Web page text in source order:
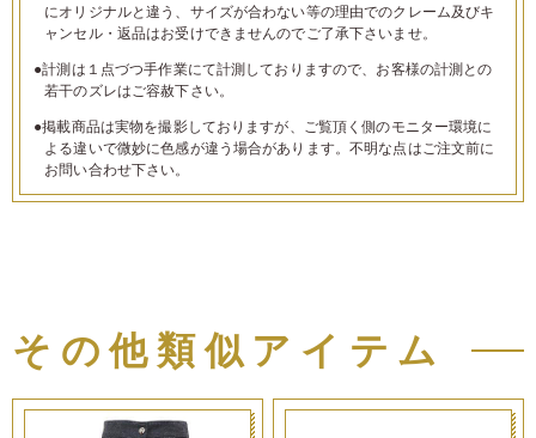
にオリジナルと違う、サイズが合わない等の理由でのクレーム及びキ
ャンセル・返品はお受けできませんのでご了承下さいませ。
●計測は１点づつ手作業にて計測しておりますので、お客様の計測との
若干のズレはご容赦下さい。
●掲載商品は実物を撮影しておりますが、ご覧頂く側のモニター環境に
よる違いで微妙に色感が違う場合があります。不明な点はご注文前に
お問い合わせ下さい。
その他類似アイテム